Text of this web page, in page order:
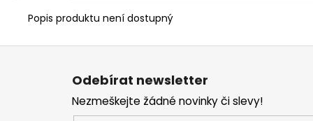
Popis produktu není dostupný
Z
Odebírat newsletter
Nezmeškejte žádné novinky či slevy!